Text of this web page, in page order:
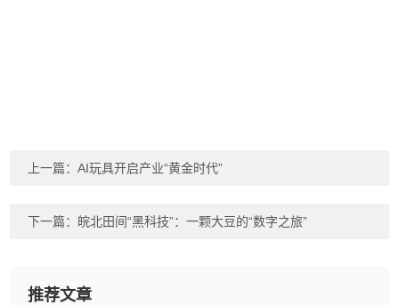
上一篇：AI玩具开启产业“黄金时代”
下一篇： 皖北田间“黑科技”：一颗大豆的“数字之旅”
推荐文章